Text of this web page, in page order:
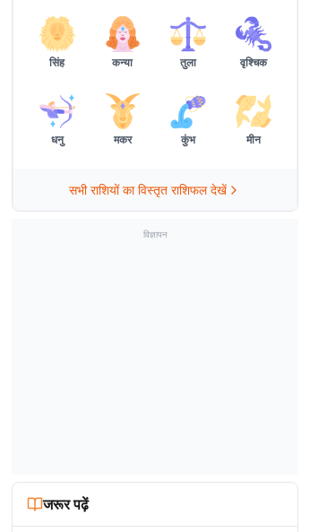
सिंह कन्या तुला वृश्चिक
धनु मकर कुंभ मीन
सभी राशियों का विस्तृत राशिफल देखें
विज्ञापन
जरूर पढ़ें